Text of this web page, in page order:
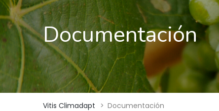
Documentación
Vitis Climadapt > Documentación